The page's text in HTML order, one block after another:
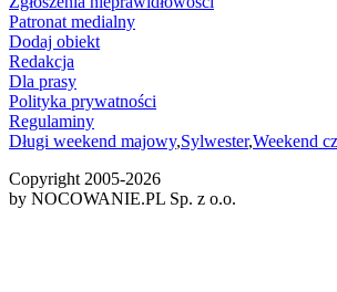
Patronat medialny
Dodaj obiekt
Redakcja
Dla prasy
Polityka prywatności
Regulaminy
Długi weekend majowy,Sylwester,Weekend
Copyright 2005-2026
by NOCOWANIE.PL Sp. z o.o.